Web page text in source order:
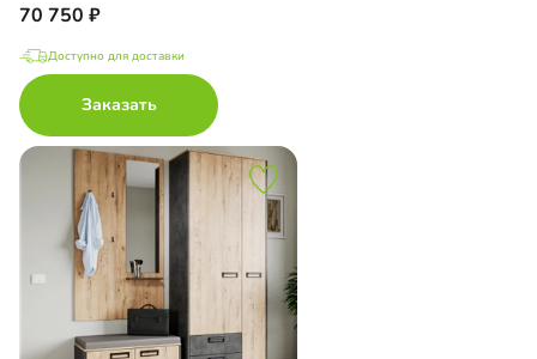
70 750
Доступно для доставки
Заказать